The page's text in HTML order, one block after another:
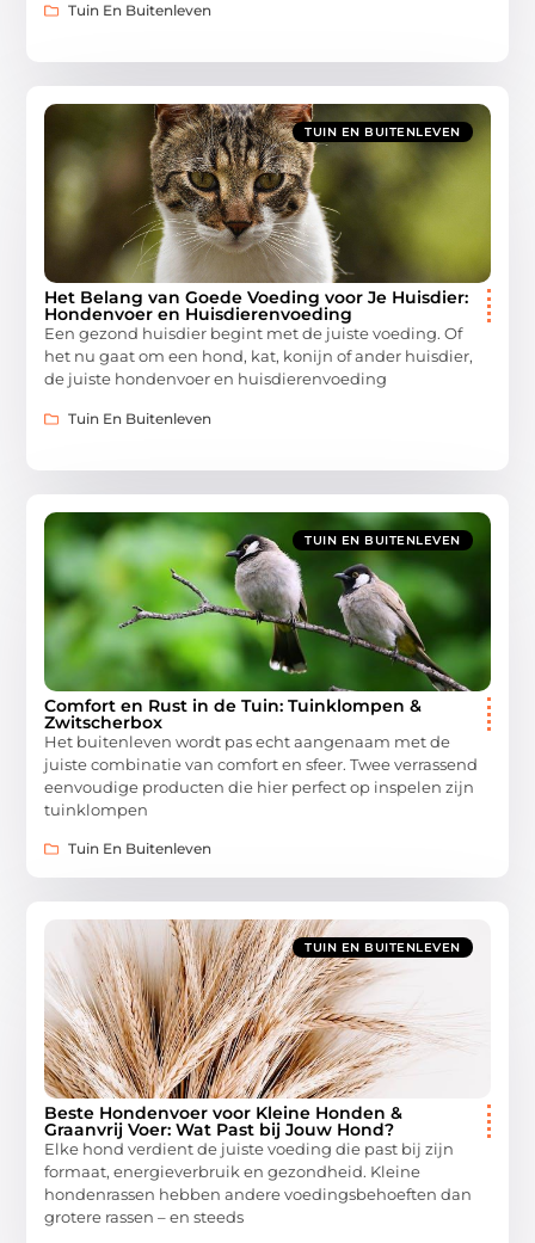
Tuin En Buitenleven
TUIN EN BUITENLEVEN
Het Belang van Goede Voeding voor Je Huisdier:
Hondenvoer en Huisdierenvoeding
Een gezond huisdier begint met de juiste voeding. Of
het nu gaat om een hond, kat, konijn of ander huisdier,
de juiste hondenvoer en huisdierenvoeding
Tuin En Buitenleven
TUIN EN BUITENLEVEN
Comfort en Rust in de Tuin: Tuinklompen &
Zwitscherbox
Het buitenleven wordt pas echt aangenaam met de
juiste combinatie van comfort en sfeer. Twee verrassend
eenvoudige producten die hier perfect op inspelen zijn
tuinklompen
Tuin En Buitenleven
TUIN EN BUITENLEVEN
Beste Hondenvoer voor Kleine Honden &
Graanvrij Voer: Wat Past bij Jouw Hond?
Elke hond verdient de juiste voeding die past bij zijn
formaat, energieverbruik en gezondheid. Kleine
hondenrassen hebben andere voedingsbehoeften dan
grotere rassen – en steeds